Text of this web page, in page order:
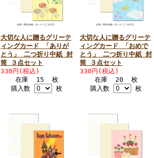
大切な人に贈るグリーテ
ィングカード 「ありが
とう」 二つ折り中紙 封
筒 ３点セット
330円(税込)
在庫 15 枚
購入数
枚
大切な人に贈るグリーテ
ィングカード 「おめで
とう」 二つ折り中紙 封
筒 ３点セット
330円(税込)
在庫 20 枚
購入数
枚